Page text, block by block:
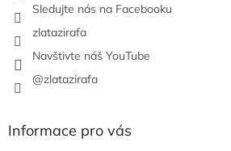
Sledujte nás na Facebooku
zlatazirafa
Navštivte náš YouTube
@zlatazirafa
Informace pro vás